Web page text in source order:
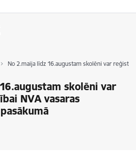
No 2.maija līdz 16.augustam skolēni var
skolēni var
NVA vasaras